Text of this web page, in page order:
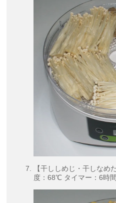
【干ししめじ・干しなめ
度：68℃ タイマー：6時